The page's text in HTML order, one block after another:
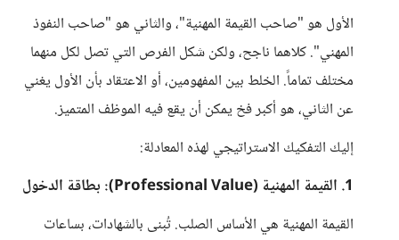
الأول هو "صاحب القيمة المهنية"، والثاني هو "صاحب النفوذ
المهني". كلاهما ناجح، ولكن شكل الفرص التي تصل لكل منهما
مختلف تماماً. الخلط بين المفهومين، أو الاعتقاد بأن الأول يغني
عن الثاني، هو أكبر فخ يمكن أن يقع فيه الموظف المتميز.
إليك التفكيك الاستراتيجي لهذه المعادلة:
1. القيمة المهنية (Professional Value): بطاقة الدخول
القيمة المهنية هي الأساس الصلب. تُبنى بالشهادات، بساعات